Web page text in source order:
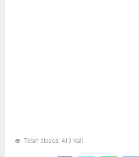
Telah dibaca: 419 Kali